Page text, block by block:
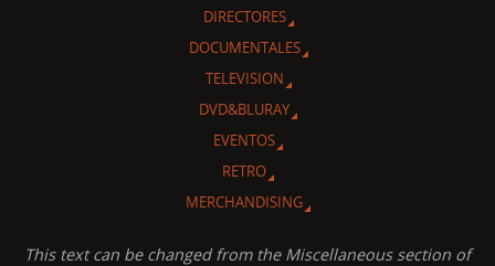
DIRECTORES
DOCUMENTALES
TELEVISION
DVD&BLURAY
EVENTOS
RETRO
MERCHANDISING
This text can be changed from the Miscellaneous section of